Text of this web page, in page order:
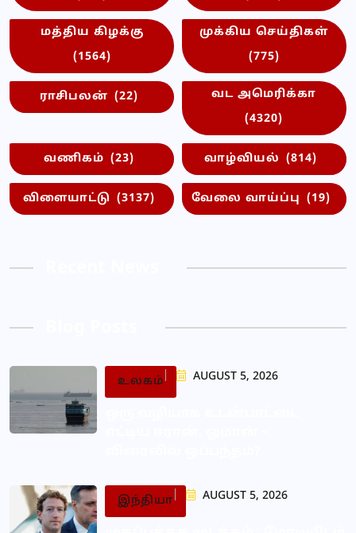
மத்திய கிழக்கு
(1564)
முக்கிய செய்திகள்
(775)
ராசிபலன் (22)
வட அமெரிக்கா
(4320)
வணிகம் (23) வாழ்வியல் (814)
விளையாட்டு (3137) வேலை வாய்ப்பு (19)
உலகம் AUGUST 5, 2026
இந்தியா AUGUST 5, 2026